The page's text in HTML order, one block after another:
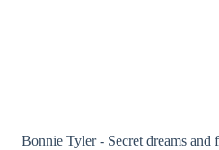
Bonnie Tyler - Secret dreams